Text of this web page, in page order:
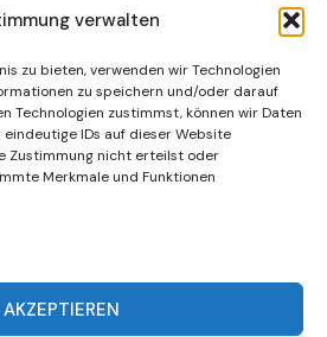
verwalten
zu bieten, verwenden wir Technologien
zu speichern und/oder darauf
Technologien zustimmst, können wir Daten
IDs auf dieser Website
Zustimmung nicht erteilst oder
Merkmale und Funktionen
AKZEPTIEREN